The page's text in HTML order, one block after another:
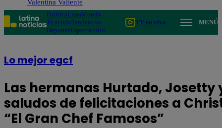
Valentina Valiente
PolíticaLimaMundo
Te ayudoTendencias
DeportesEspectáculos
TV en vivo MENÚ
Lo mejor egcf
Las hermanas Hurtado, Josetty
saludos de felicitaciones a
“El Gran Chef Famosos”